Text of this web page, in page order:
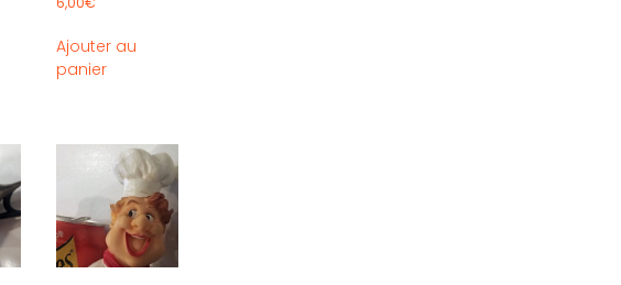
Ajouter au
panier